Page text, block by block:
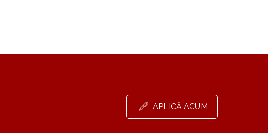
APLICĂ ACUM